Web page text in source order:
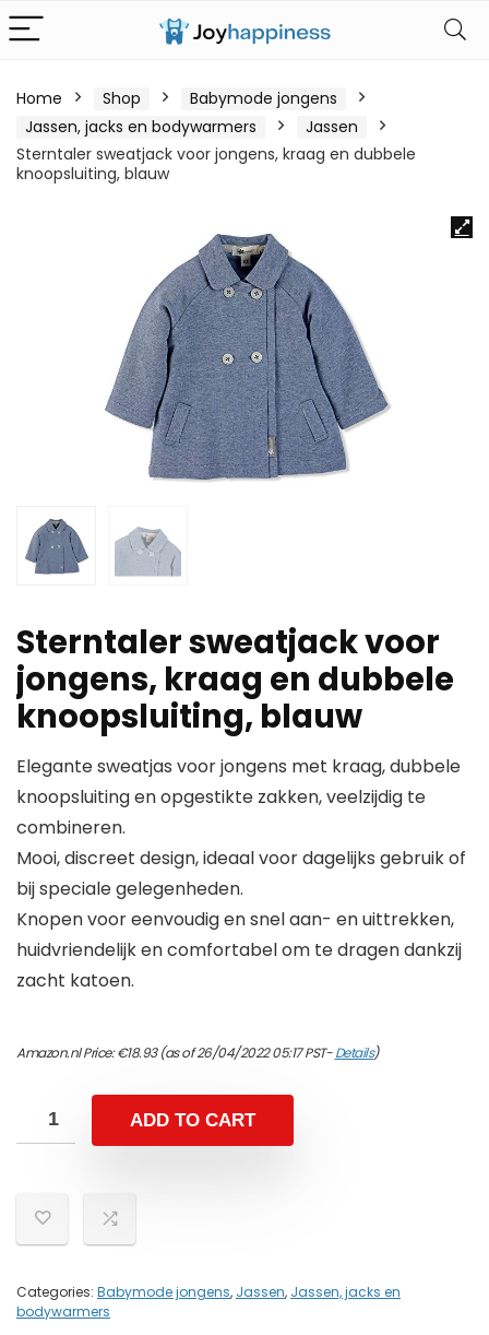
Home Shop
Babymode jongens
Jassen, jacks en bodywarmers
Jassen
Sterntaler sweatjack voor jongens, kraag en dubbele
knoopsluiting, blauw
Sterntaler sweatjack voor
jongens, kraag en dubbele
knoopsluiting, blauw
Elegante sweatjas voor jongens met kraag, dubbele
knoopsluiting en opgestikte zakken, veelzijdig te
combineren.
Mooi, discreet design, ideaal voor dagelijks gebruik of
bij speciale gelegenheden.
Knopen voor eenvoudig en snel aan- en uittrekken,
huidvriendelijk en comfortabel om te dragen dankzij
zacht katoen.
Amazon.nl Price:€18.93(as of 26/04/2022 05:17 PST-Details)
ADD TO CART
Categories: Babymode jongens, Jassen, Jassen, jacks en
bodywarmers